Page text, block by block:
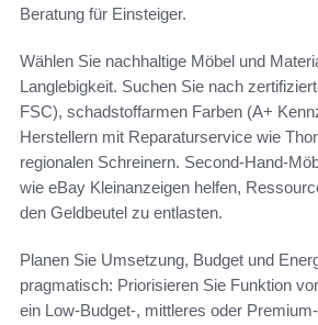
Beratung für Einsteiger.
Wählen Sie nachhaltige Möbel und
Langlebigkeit. Suchen Sie nach
FSC), schadstoffarmen Farben (A+
Herstellern mit Reparaturservice wie
regionalen Schreinern. Second-Hand-
wie eBay Kleinanzeigen helfen,
den Geldbeutel zu entlasten.
Planen Sie Umsetzung, Budget und
pragmatisch: Priorisieren Sie Funktion
ein Low-Budget-, mittleres oder